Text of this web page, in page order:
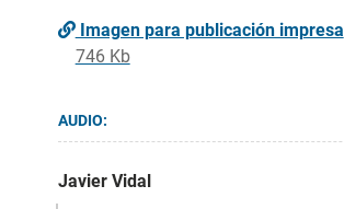
Imagen para publicación impresa
746 Kb
AUDIO:
Javier Vidal